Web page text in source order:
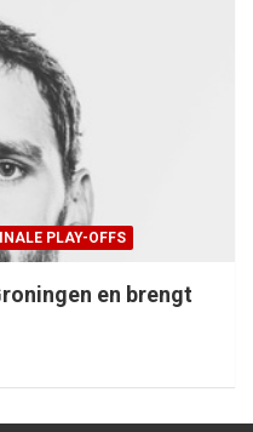
PLAY-OFFS
en brengt